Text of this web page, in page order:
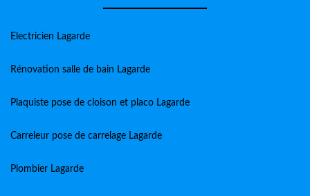
Electricien Lagarde
Rénovation salle de bain Lagarde
Plaquiste pose de cloison et placo Lagarde
Carreleur pose de carrelage Lagarde
Plombier Lagarde